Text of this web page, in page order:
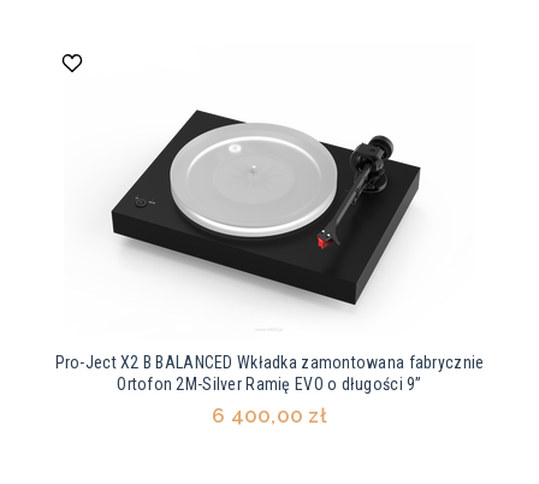
Pro-Ject X2 B BALANCED Wkładka zamontowana fabrycznie
Ortofon 2M-Silver Ramię EVO o długości 9”
6 400,00 zł